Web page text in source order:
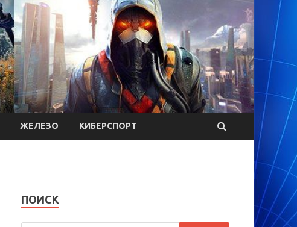
ЖЕЛЕЗО КИБЕРСПОРТ
ПОИСК